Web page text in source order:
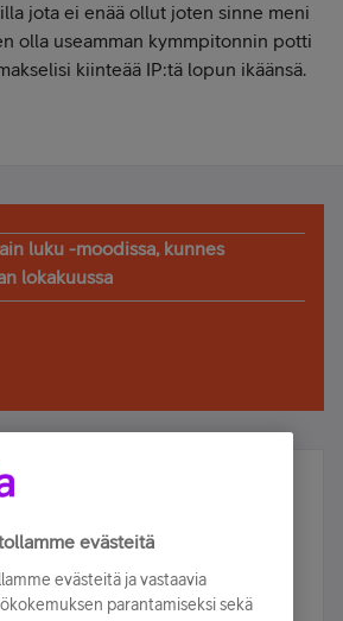
jota ei enää ollut joten sinne meni
olla useamman kymmpitonnin potti
kiinteää IP:tä lopun ikäänsä.
luku -moodissa, kunnes
lokakuussa
osallistu ja voita!
ja olet mukana arvonnassa.
evästeitä
evästeitä ja vastaavia
parantamiseksi sekä